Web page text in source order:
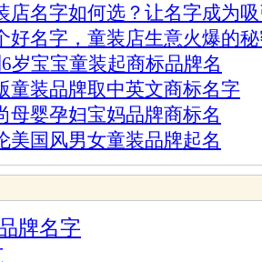
店名字如何选？让名字成为
好名字，童装店生意火爆的
岁宝宝童装起商标品牌名
童装品牌取中英文商标名字
母婴孕妇宝妈品牌商标名
美国风男女童装品牌起名